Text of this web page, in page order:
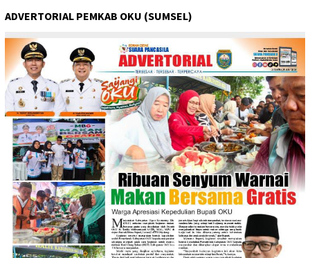
ADVERTORIAL PEMKAB OKU (SUMSEL)